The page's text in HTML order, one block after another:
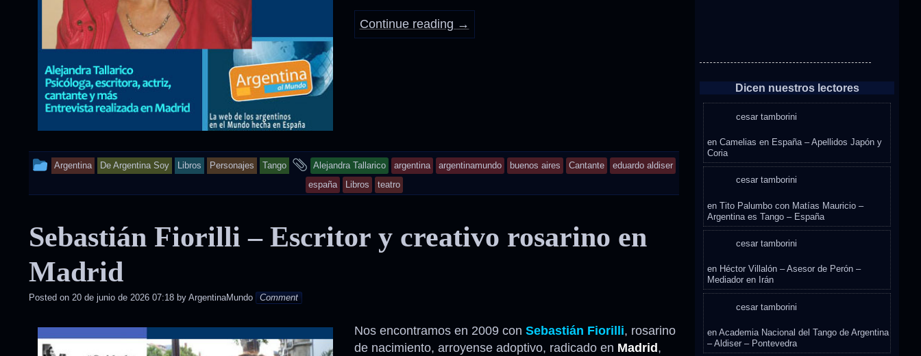
Continue reading →
This
posted
Argentina De Argentina Soy Libros Personajes Tango
and
tagged
Alejandra Tallarico argentina argentinamundo buenos aires Cantante
eduardo aldiser
españa
Libros teatro
Sebastián Fiorilli – Escritor y creativo rosarino en
Madrid
Posted on 20 de junio de 2026 07:18 by ArgentinaMundo Comment
Nos encontramos en 2009 con Sebastián Fiorilli, rosarino
de nacimiento, arroyense adoptivo, radicado en Madrid ,
Dicen nuestros lectores
cesar tamborini
enCamelias en España – Apellidos Japón y
Coria
cesar tamborini
enTito Palumbo con Matías Mauricio –
Argentina es Tango – España
cesar tamborini
en Héctor Villalón – Asesor de Perón –
Mediador en Irán
cesar tamborini
enAcademia Nacional del Tango de Argentina
– Aldiser – Pontevedra